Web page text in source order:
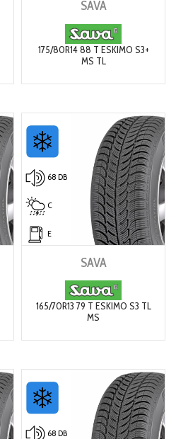
SAVA
175/80R14 88 T ESKIMO S3+
MS TL
68 DB
C
E
SAVA
165/70R13 79 T ESKIMO S3 TL
MS
68 DB